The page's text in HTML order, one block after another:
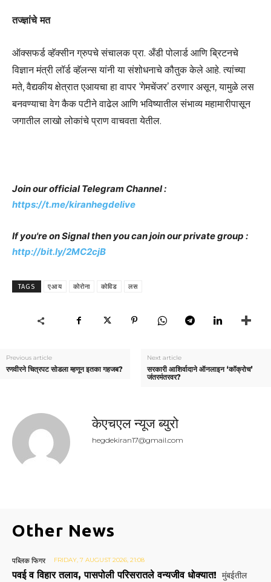
तज्ज्ञांचे मत
ऑक्सफर्ड व्हॅक्सीन ग्रुपचे संचालक प्रा. अँडी पोलार्ड आणि ब्रिटनचे
विज्ञान मंत्री लॉर्ड व्हॅलन्स यांनी या संशोधनाचे कौतुक केले आहे. त्यांच्या
मते, वैद्यकीय क्षेत्रात एआयचा हा वापर ‘गेमचेंजर’ ठरणार असून, यामुळे लस
बनवण्याचा वेग कैक पटीने वाढेल आणि भविष्यातील संभाव्य महामारीपासून
जगातील लाखो लोकांचे प्राण वाचवता येतील.
Join our official Telegram Channel :
https://t.me/kiranhegdelive
If you're on Signal then you can join our private group :
http://bit.ly/2MC2cjB
TAGS एआय कोरोना कोविड लस
Previous article
रणवीरने चित्रपट सोडला म्हणून इतका गहजब?
Next article
सरकारी आशिर्वादाने ऑनलाइन ‘कॉक्रोच’
जंतरमंतरवर?
केएचएल न्यूज ब्युरो
hegdekiran17@gmail.com
Other News
पब्लिक फिगर FRIDAY, 7 AUGUST 2026, 21:08
पवई व विहार तलाव, पासपोली परिसरातले वन्यजीव धोक्यात! मुंबईतील